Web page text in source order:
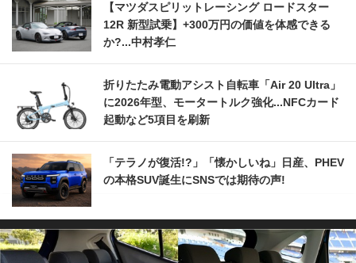
【マツダスピリットレーシング ロードスター
12R 新型試乗】+300万円の価値を体感できる
か?...中村孝仁
折りたたみ電動アシスト自転車「Air 20 Ultra」
に2026年型、モータートルク強化...NFCカード
起動など5項目を刷新
「テラノが復活!?」「懐かしいね」日産、PHEV
の本格SUV誕生にSNSでは期待の声!